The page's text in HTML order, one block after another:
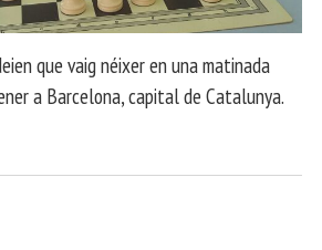
que vaig néixer en una matinada
a Barcelona, capital de Catalunya.